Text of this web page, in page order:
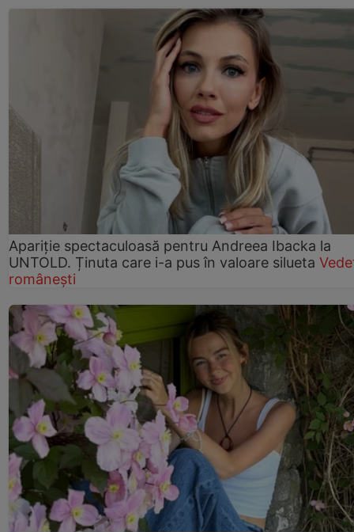
Apariție spectaculoasă pentru Andreea Ibacka la
UNTOLD. Ținuta care i-a pus în valoare silueta
românești